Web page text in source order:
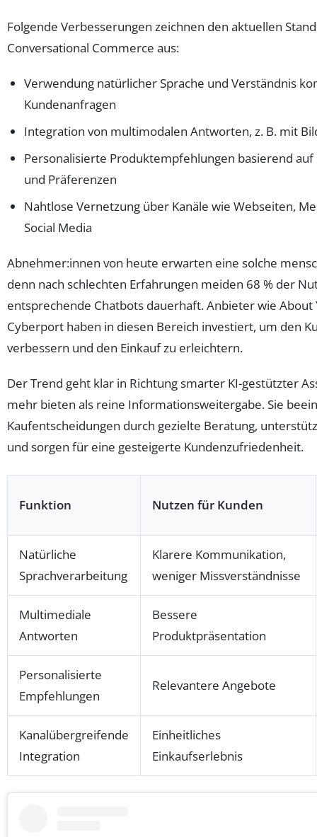
Folgende Verbesserungen zeichnen den aktuellen
Conversational Commerce aus:
Verwendung natürlicher Sprache und Verständnis
Kundenanfragen
Integration von multimodalen Antworten, z. B. mit
Personalisierte Produktempfehlungen basierend
und Präferenzen
Nahtlose Vernetzung über Kanäle wie Webseiten,
Social Media
Abnehmer:innen von heute erwarten eine solche
denn nach schlechten Erfahrungen meiden 68 % der
entsprechende Chatbots dauerhaft. Anbieter wie About
Cyberport haben in diesen Bereich investiert, um den
verbessern und den Einkauf zu erleichtern.
Der Trend geht klar in Richtung smarter KI-gestützter
mehr bieten als reine Informationsweitergabe. Sie
Kaufentscheidungen durch gezielte Beratung,
und sorgen für eine gesteigerte Kundenzufriedenheit.
Funktion Nutzen für Kunden
Natürliche
Sprachverarbeitung
Klarere Kommunikation,
weniger Missverständnisse
Multimediale
Antworten
Bessere
Produktpräsentation
Personalisierte
Empfehlungen
Relevantere Angebote
Kanalübergreifende
Integration
Einheitliches
Einkaufserlebnis